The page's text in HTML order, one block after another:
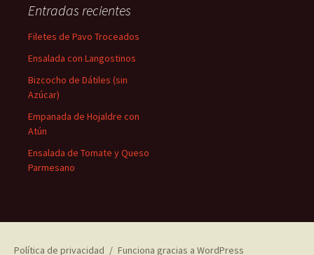
Entradas recientes
Filetes de Pavo Troceados
Ensalada con Langostinos
Bizcocho de Dátiles (sin
Azúcar)
Empanada de Hojaldre con
Atún
Ensalada de Tomate y Queso
Parmesano
Política de privacidad Funciona gracias a WordPress